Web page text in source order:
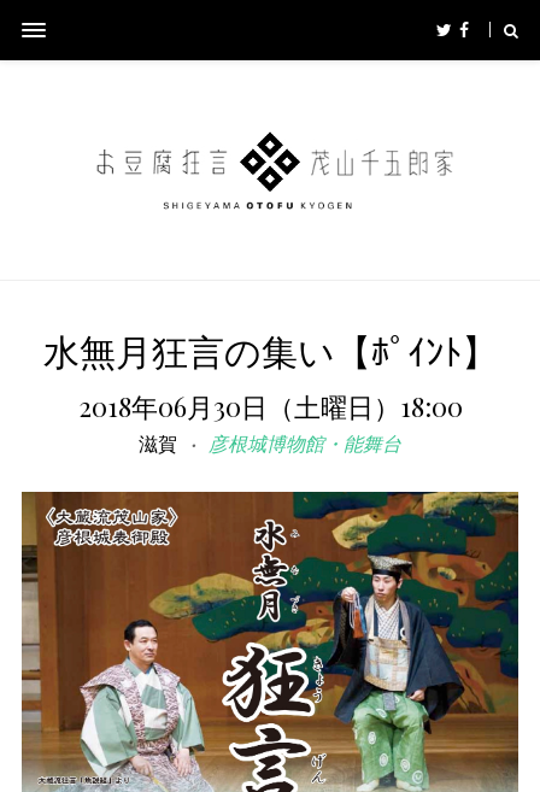
水無月狂言の集い【ﾎﾟｲﾝﾄ】
2018年06月30日（土曜日）18:00
滋賀 彦根城博物館・能舞台